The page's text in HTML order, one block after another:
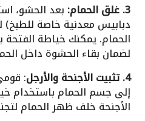
3. غلق الحمام:
بعد الحشو،
دبابيس معدنية خاصة
الحمام. يمكنك خياطة الفتحة
لضمان بقاء الحشوة داخل
4. تثبيت الأجنحة والأرجل
:
إلى جسم الحمام باستخدام
الأجنحة خلف ظهر الحمام